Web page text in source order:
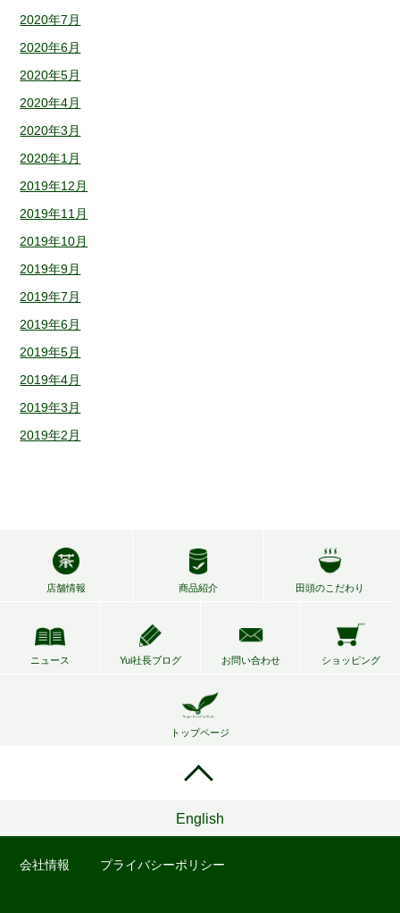
2020年7月
2020年6月
2020年5月
2020年4月
2020年3月
2020年1月
2019年12月
2019年11月
2019年10月
2019年9月
2019年7月
2019年6月
2019年5月
2019年4月
2019年3月
2019年2月
店舗情報 商品紹介 田頭のこだわり
ニュース Yui社長ブログ お問い合わせ ショッピング
トップページ
会社情報 プライバシーポリシー
English